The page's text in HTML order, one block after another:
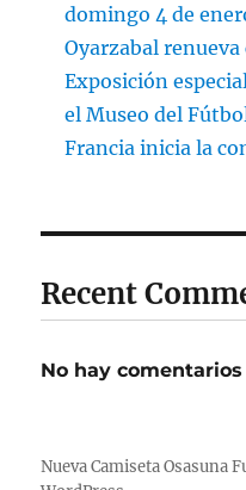
domingo 4 de
Oyarzabal renueva
Exposición
el Museo del
Francia inicia la
Recent
No hay
Nueva Camiseta Osasuna